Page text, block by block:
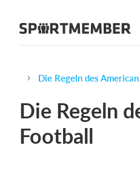
Über SportMember
Funktionen
Trainingsplan
Die Regeln des
Die Regeln
Football